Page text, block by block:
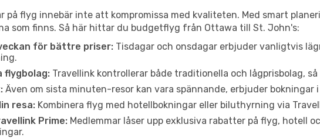
på flyg innebär inte att kompromissa med kvaliteten. Med smart
som finns. Så här hittar du budgetflyg från Ottawa till St. John's:
för bättre priser: Tisdagar och onsdagar erbjuder vanligtvis
flygbolag: Travellink kontrollerar både traditionella och lågprisbolag,
Även om sista minuten-resor kan vara spännande, erbjuder
resa: Kombinera flyg med hotellbokningar eller biluthyrning via
Prime: Medlemmar låser upp exklusiva rabatter på flyg,